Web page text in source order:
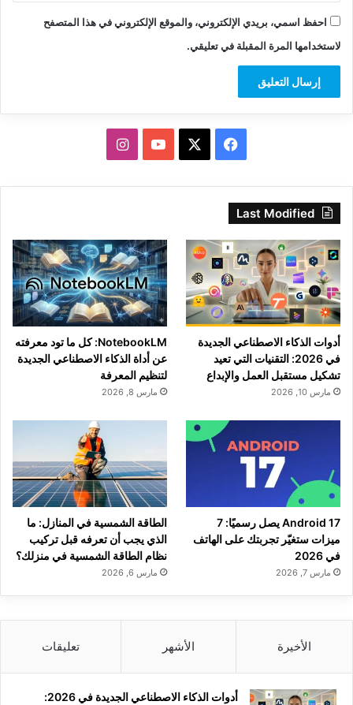
احفظ اسمي، بريدي الإلكتروني، والموقع الإلكتروني في هذا المتصفح
لاستخدامها المرة المقبلة في تعليقي.
فيسبوك ‫YouTubeانستقرام
Last Modified
أدوات الذكاء الاصطناعي الجديدة
في 2026: التقنيات التي تعيد
تشكيل مستقبل العمل والإبداع
مارس 10, 2026
NotebookLM: كل ما تود معرفته
عن أداة الذكاء الاصطناعي الجديدة
لتنظيم المعرفة
مارس 8, 2026
Android 17 يصل رسميًا: 7
ميزات ستغيّر تجربتك على الهاتف
في 2026
مارس 7, 2026
الطاقة الشمسية في المنازل: ما
الذي يجب أن تعرفه قبل تركيب
نظام الطاقة الشمسية في منزلك؟
مارس 6, 2026
الأخيرة الأشهر تعليقات
أدوات الذكاء الاصطناعي الجديدة في 2026: